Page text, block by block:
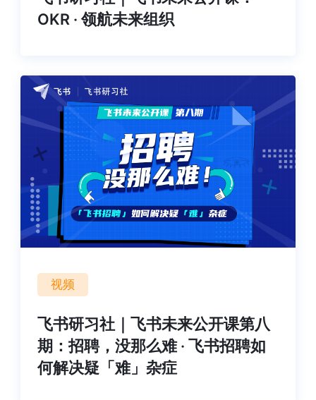
OKR · 领航未来组织
视频
飞书研习社｜飞书未来公开课第八
期：招聘，没那么难 · 飞书招聘如
何解决疑「难」杂症